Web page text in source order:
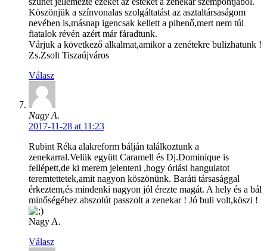
Köszönjük a színvonalas szolgáltatást az asztaltársaságom
nevében is,másnap igencsak kellett a pihenő,mert nem túl
fiatalok révén azért már fáradtunk.
Várjuk a következő alkalmat,amikor a zenétekre bulizhatunk !
Zs.Zsolt Tiszaújváros
Válasz
Nagy A.
2017-11-28 at 11:23
Rubint Réka alakreform bálján találkoztunk a
zenekarral.Velük együtt Caramell és Dj.Dominique is
fellépett,de ki merem jelenteni ,hogy óriási hangulatot
teremtettetek,amit nagyon köszönünk. Baráti társasággal
érkeztem,és mindenki nagyon jól érezte magát. A hely és a bál
minőségéhez abszolút passzolt a zenekar ! Jó buli volt,köszi !
Nagy A.
Válasz